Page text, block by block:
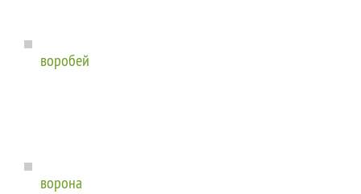
воробей
ворона